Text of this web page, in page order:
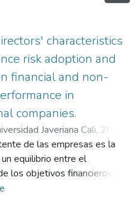
characteristics
risk adoption and
financial and non-
in
companies.
Javeriana Cali, 2024
Mario ;Calderón
Adriana;Peña Vargas, Víctor
de las empresas es la
equilibrio entre el
los objetivos financieros y
estos últimos relacionados